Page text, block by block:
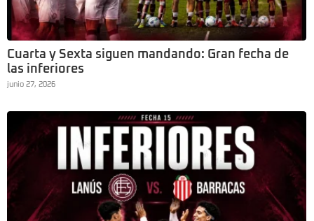
Cuarta y Sexta siguen mandando: Gran fecha de
las inferiores
junio 27, 2026